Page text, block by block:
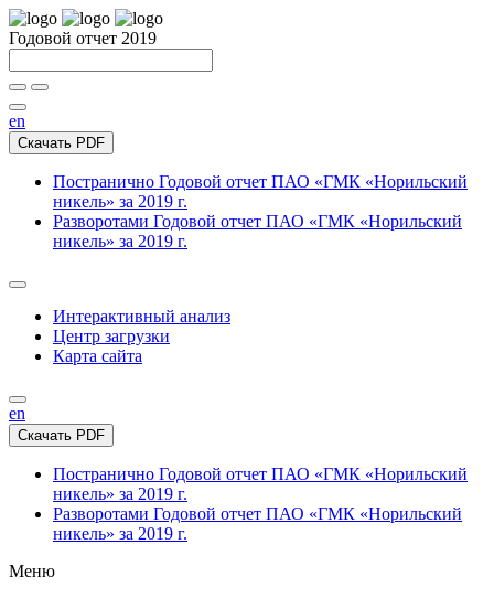
Годовой отчет 2019
en
Скачать PDF
Постранично Годовой отчет ПАО «ГМК «Норильский
никель» за 2019 г.
Разворотами Годовой отчет ПАО «ГМК «Норильский
никель» за 2019 г.
Интерактивный анализ
Центр загрузки
Карта сайта
en
Скачать PDF
Постранично Годовой отчет ПАО «ГМК «Норильский
никель» за 2019 г.
Разворотами Годовой отчет ПАО «ГМК «Норильский
никель» за 2019 г.
Меню